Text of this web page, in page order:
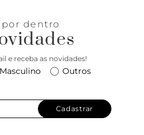
para presentear nas
por dentro
e receba as novidades!
Masculino Outros
Cadastrar